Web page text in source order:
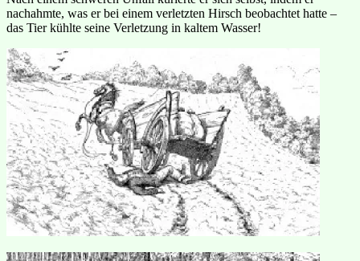
nachahmte, was er bei einem verletzten Hirsch beobachtet hatte –
das Tier kühlte seine Verletzung in kaltem Wasser!